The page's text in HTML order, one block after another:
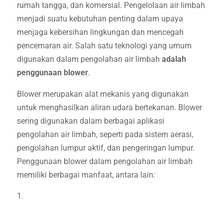
rumah tangga, dan komersial. Pengelolaan air limbah
menjadi suatu kebutuhan penting dalam upaya
menjaga kebersihan lingkungan dan mencegah
pencemaran air. Salah satu teknologi yang umum
digunakan dalam pengolahan air limbah adalah
penggunaan blower.
Blower merupakan alat mekanis yang digunakan
untuk menghasilkan aliran udara bertekanan. Blower
sering digunakan dalam berbagai aplikasi
pengolahan air limbah, seperti pada sistem aerasi,
pengolahan lumpur aktif, dan pengeringan lumpur.
Penggunaan blower dalam pengolahan air limbah
memiliki berbagai manfaat, antara lain: